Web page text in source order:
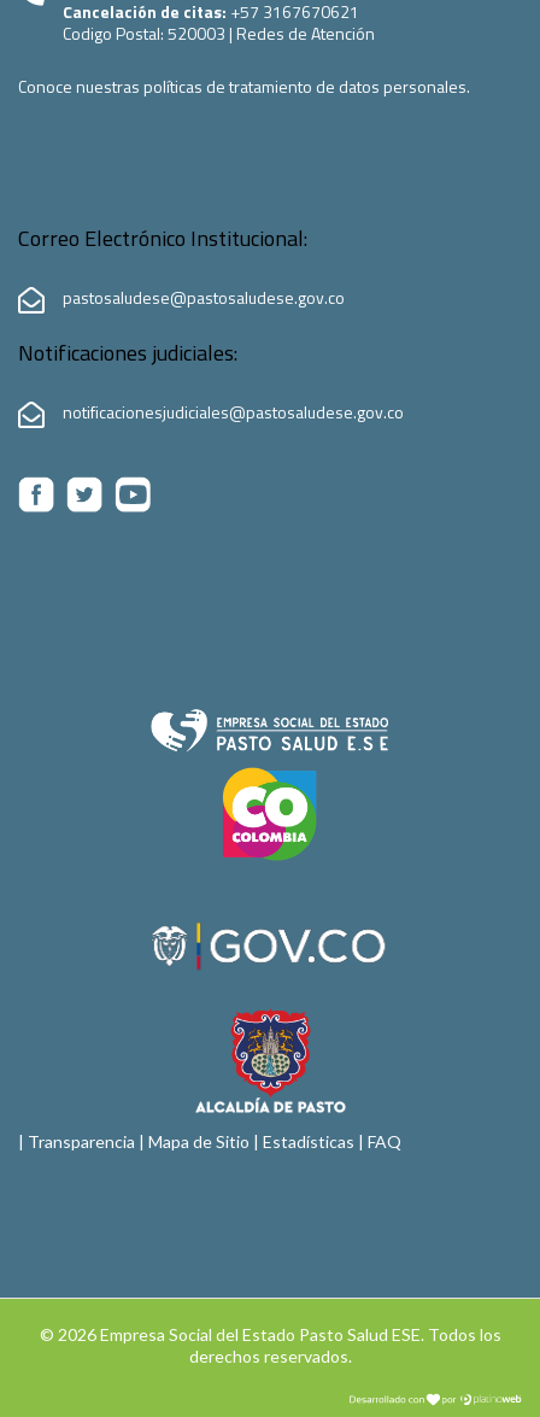
Cancelación de citas: +57 3167670621
Codigo Postal:520003 | Redes de Atención
Conoce nuestras políticas de tratamiento de datos personales.
Correo Electrónico Institucional:
pastosaludese@pastosaludese.gov.co
Notificaciones judiciales:
notificacionesjudiciales@pastosaludese.gov.co
| Transparencia | Mapa de Sitio | Estadísticas | FAQ
© 2026 Empresa Social del Estado Pasto Salud ESE. Todos los
derechos reservados.